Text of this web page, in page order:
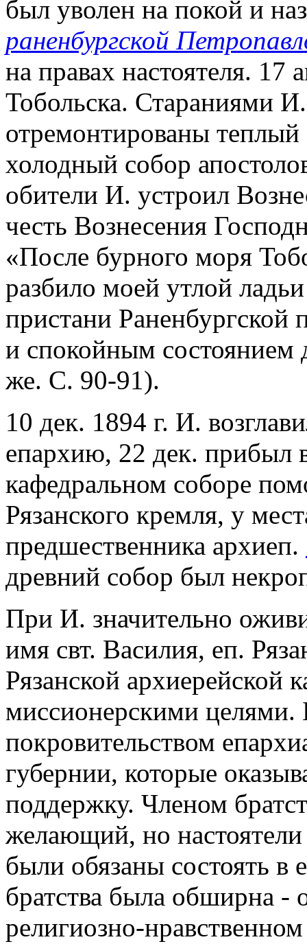
был уволен на покой и
раненбургской
на правах настоятеля. 17
Тобольска. Стараниями
отремонтированы
холодный собор
обители И. устроил
честь Вознесения
«После бурного моря
разбило моей утлой
пристани
и спокойным состоянием
же. С. 90-91).
10 дек. 1894 г. И.
епархию, 22 дек. прибыл
кафедральном соборе
Рязанского кремля, у
предшественника архиеп.
древний собор был
При И. значительно
имя свт. Василия, еп.
Рязанской архиерейской
миссионерскими целями.
покровительством
губернии, которые
поддержку. Членом
желающий, но
были обязаны состоять в
братства была обширна -
религиозно-